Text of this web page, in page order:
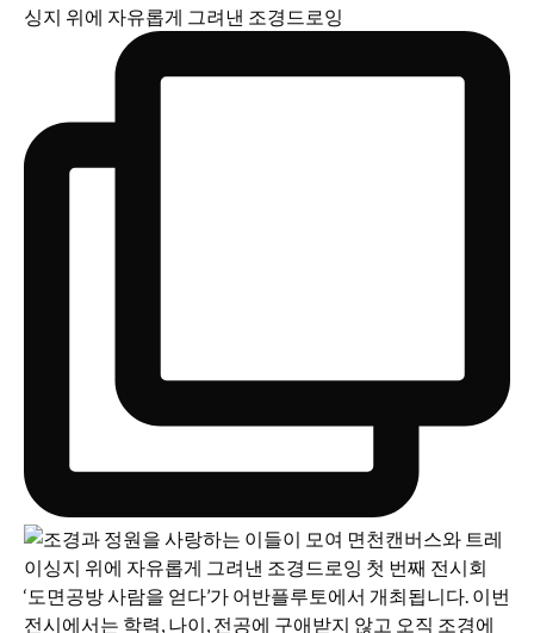
싱지 위에 자유롭게 그려낸 조경드로잉